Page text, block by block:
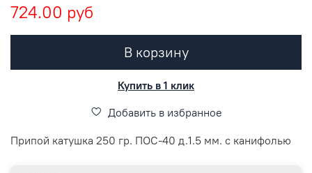
724.00 руб
В корзину
Купить в 1 клик
Добавить в избранное
Припой катушка 250 гр. ПОС-40 д.1.5 мм. с канифолью